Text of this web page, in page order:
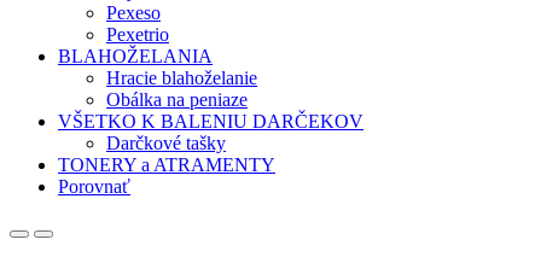
Pexeso
Pexetrio
BLAHOŽELANIA
Hracie blahoželanie
Obálka na peniaze
VŠETKO K BALENIU DARČEKOV
Darčkové tašky
TONERY a ATRAMENTY
Porovnať
OpenClose